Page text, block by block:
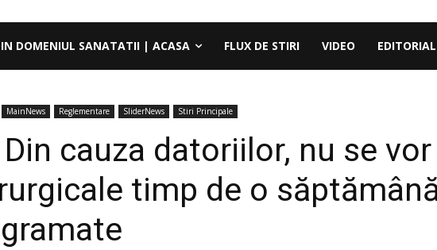
DOMENIUL SANATATII | ACASA FLUX DE STIRI VIDEO
MainNews Reglementare SliderNews Stiri Principale
Din cauza datoriilor, nu se
timp de o